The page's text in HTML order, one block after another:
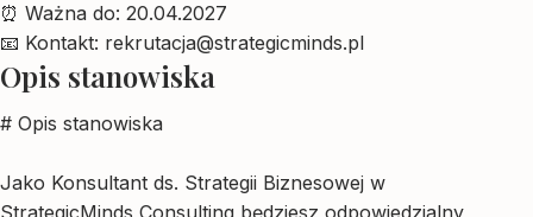
⏰ Ważna do: 20.04.2027
📧 Kontakt: rekrutacja@strategicminds.pl
Opis stanowiska
# Opis stanowiska
Jako Konsultant ds. Strategii Biznesowej w
StrategicMinds Consulting będziesz odpowiedzialny